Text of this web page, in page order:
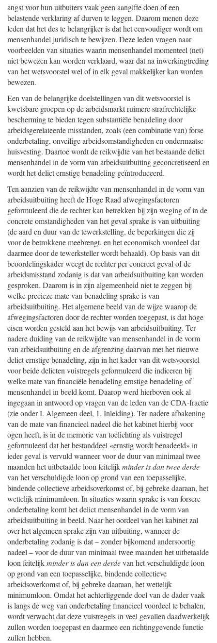
angst voor hun uitbuiters vaak geen aangifte doen of een
belastende verklaring af durven te leggen. Daarom menen deze
leden dat het des te belangrijker is dat het eenvoudiger wordt om
mensenhandel juridisch te bewijzen. Deze leden vragen naar
voorbeelden van situaties waarin mensenhandel momenteel (net)
niet bewezen kan worden verklaard, waar dat na inwerkingtreding
van het wetsvoorstel wel of in elk geval makkelijker kan worden
bewezen.
Een van de belangrijke doelstellingen van dit wetsvoorstel is
kwetsbare groepen op de arbeidsmarkt ruimere strafrechtelijke
bescherming te bieden tegen substantiële benadeling door
arbeidsgerelateerde misstanden, zoals (een combinatie van) forse
onderbetaling, onveilige arbeidsomstandigheden en ondermaatse
huisvesting. Daartoe wordt de reikwijdte van het bestaande delict
mensenhandel in de vorm van arbeidsuitbuiting geconcretiseerd en
wordt het delict ernstige benadeling geïntroduceerd.
Ten aanzien van de reikwijdte van mensenhandel in de vorm van
arbeidsuitbuiting heeft de Hoge Raad afwegingsfactoren
geformuleerd die de rechter kan betrekken bij zijn weging of in de
concrete omstandigheden van het geval sprake is van uitbuiting
(de aard en duur van de tewerkstelling, de beperkingen die zij
voor de betrokkene meebrengt, en het economisch voordeel dat
daarmee door de tewerksteller wordt behaald). Op basis van dit
beoordelingskader weegt de rechter per concreet geval of de
arbeidsmisstand zodanig is dat van arbeidsuitbuiting kan worden
gesproken. Daarom is in zijn algemeenheid niet te zeggen bij
welke precieze mate van benadeling sprake is van
arbeidsuitbuiting. Het algemene beeld van de wijze waarop de
afwegingsfactoren door de rechter worden toegepast, is dat hoge
eisen worden gesteld aan het bewijs van arbeidsuitbuiting. Ter
nadere duiding van de reikwijdte van mensenhandel in de vorm
van arbeidsuitbuiting en de afgrenzing daarvan met het nieuwe
delict ernstige benadeling, zijn in het kader van dit wetsvoorstel
voor beide delicten vuistregels geformuleerd die indiceren bij
welke mate van financiële benadeling ernstige benadeling of
mensenhandel in beeld komt. Daarop werd hierboven ook al
ingegaan in antwoord op vragen van de leden van de CDA-fractie
(zie onder I. Algemeen deel, 1. Inleiding). Ter nadere afbakening
van de mate van financieel nadeel die het kabinet hierbij voor
ogen heeft, is in de memorie van toelichting als vuistregel
geformuleerd dat het bestanddeel «ernstig wordt benadeeld» in
ieder geval is vervuld wanneer voor de duur van minimaal twee
maanden het uitbetaalde loon feitelijkminder is dantwee derde
van het verschuldigde loon op grond van een toepasselijke,
bindende collectieve arbeidsoverkomst of, bij gebreke daaraan, het
wettelijk minimumloon. In situaties waarin sprake is van forsere
onderbetaling komt het delict mensenhandel in de vorm van
arbeidsuitbuiting in beeld. Naar het oordeel van het kabinet zal
over het algemeen sprake zijn van uitbuiting, wanneer de
onderbetaling zodanig is dat – zonder bijkomend andersoortig
nadeel – voor de duur van minimaal twee maanden het uitbetaalde
loon feitelijkminder is daneen derdevan het verschuldigde loon
op grond van een toepasselijke, bindende collectieve
arbeidsoverkomst of, bij gebreke daaraan, het wettelijk
minimumloon. Omdat het achterliggende doel van de dader vaak
is langs de weg van onderbetaling financieel voordeel te behalen,
wordt verwacht dat deze vuistregels in veel gevallen daadwerkelijk
zullen worden toegepast en daarmee een richtinggevende functie
zullen hebben.